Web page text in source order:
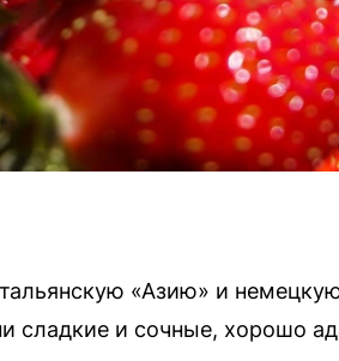
«Азию» и
сладкие и сочные, хорошо